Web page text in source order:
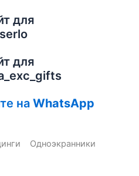
для
для
на WhatsApp
Одноэкранники